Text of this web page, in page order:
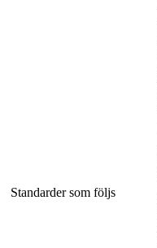
Standarder som följs